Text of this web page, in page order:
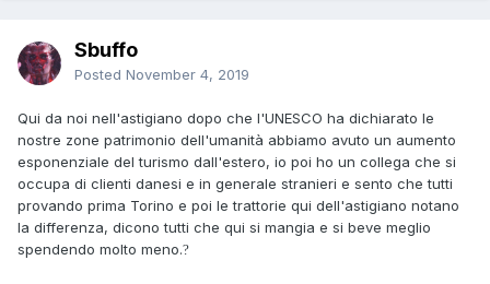
Sbuffo
Posted November 4, 2019
Qui da noi nell'astigiano dopo che l'UNESCO ha dichiarato le
nostre zone patrimonio dell'umanità abbiamo avuto un aumento
esponenziale del turismo dall'estero, io poi ho un collega che si
occupa di clienti danesi e in generale stranieri e sento che tutti
provando prima Torino e poi le trattorie qui dell'astigiano notano
la differenza, dicono tutti che qui si mangia e si beve meglio
spendendo molto meno.?